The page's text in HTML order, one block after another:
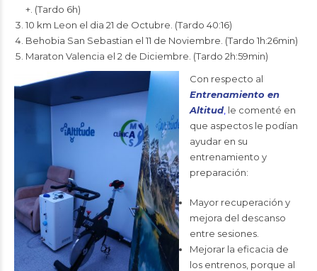
+. (Tardo 6h)
10 km Leon el dia 21 de Octubre. (Tardo 40:16)
Behobia San Sebastian el 11 de Noviembre. (Tardo 1h:26min)
Maraton Valencia el 2 de Diciembre. (Tardo 2h:59min)
Con respecto al
Entrenamiento en
Altitud, le comenté en
que aspectos le podían
ayudar en su
entrenamiento y
preparación:
Mayor recuperación y
mejora del descanso
entre sesiones.
Mejorar la eficacia de
los entrenos, porque al